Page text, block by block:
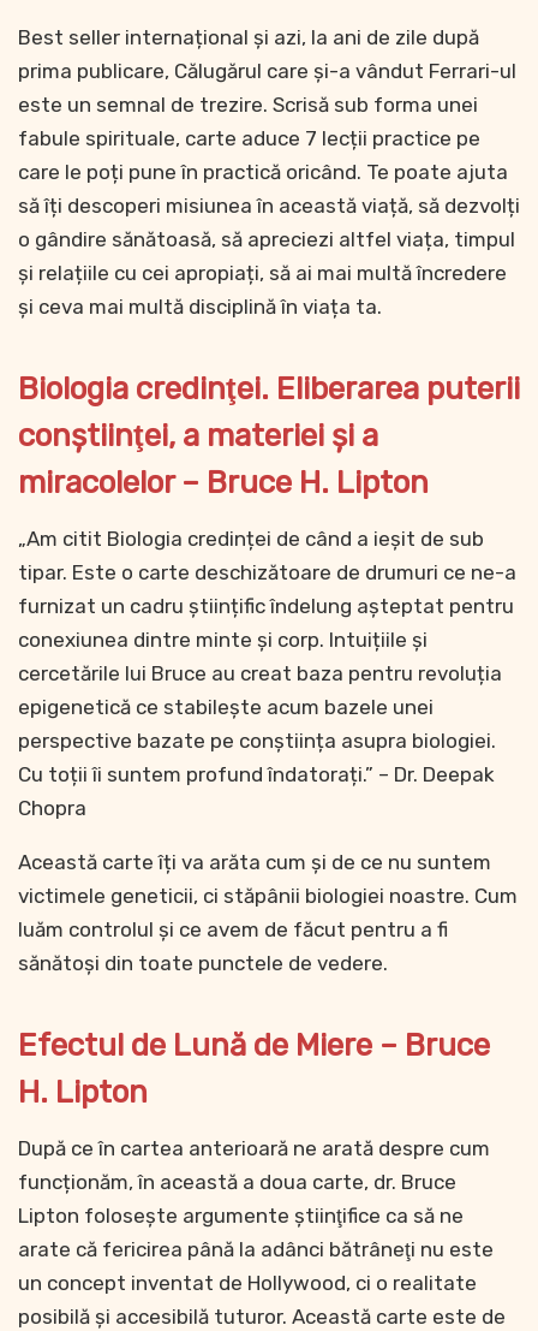
Best seller internațional și azi, la ani de zile după
prima publicare, Călugărul care şi-a vândut Ferrari-ul
este un semnal de trezire. Scrisă sub forma unei
fabule spirituale, carte aduce 7 lecții practice pe
care le poți pune în practică oricând. Te poate ajuta
să îți descoperi misiunea în această viață, să dezvolți
o gândire sănătoasă, să apreciezi altfel viața, timpul
și relațiile cu cei apropiați, să ai mai multă încredere
și ceva mai multă disciplină în viața ta.
Biologia credinţei. Eliberarea puterii
conştiinţei, a materiei şi a
miracolelor – Bruce H. Lipton
„Am citit Biologia credinței de când a ieșit de sub
tipar. Este o carte deschizătoare de drumuri ce ne-a
furnizat un cadru științific îndelung așteptat pentru
conexiunea dintre minte și corp. Intuițiile și
cercetările lui Bruce au creat baza pentru revoluția
epigenetică ce stabilește acum bazele unei
perspective bazate pe conștiința asupra biologiei.
Cu toții îi suntem profund îndatorați.” – Dr. Deepak
Chopra
Această carte îți va arăta cum și de ce nu suntem
victimele geneticii, ci stăpânii biologiei noastre. Cum
luăm controlul și ce avem de făcut pentru a fi
sănătoși din toate punctele de vedere.
Efectul de Lună de Miere – Bruce
H. Lipton
După ce în cartea anterioară ne arată despre cum
funcționăm, în această a doua carte, dr. Bruce
Lipton folosește argumente ştiinţifice ca să ne
arate că fericirea până la adânci bătrâneţi nu este
un concept inventat de Hollywood, ci o realitate
posibilă şi accesibilă tuturor. Această carte este de